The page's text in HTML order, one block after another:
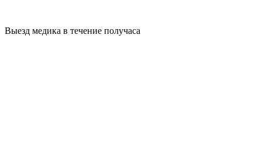
Выезд медика в течение получаса